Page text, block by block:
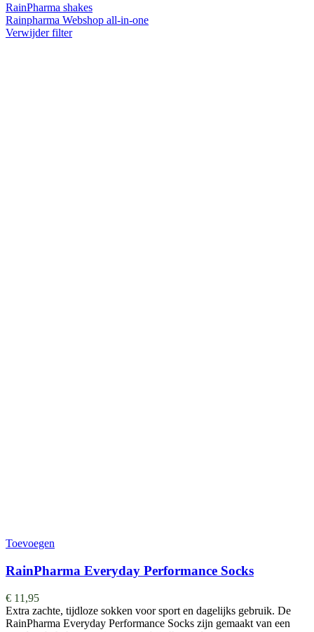
RainPharma shakes
Rainpharma Webshop all-in-one
Verwijder filter
Toevoegen
RainPharma Everyday Performance Socks
€ 11,95
Extra zachte, tijdloze sokken voor sport en dagelijks gebruik. De
RainPharma Everyday Performance Socks zijn gemaakt van een